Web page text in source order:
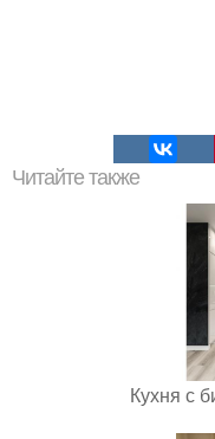
Читайте также
Кухня с